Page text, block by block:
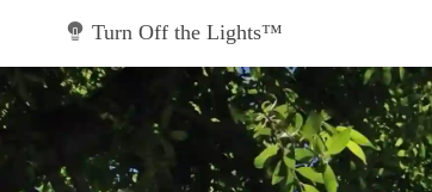
Turn Off the Lights™